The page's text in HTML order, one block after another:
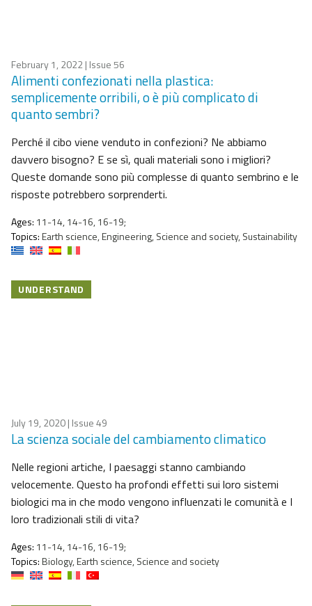
February 1, 2022| Issue 56
Alimenti confezionati nella plastica:
semplicemente orribili, o è più complicato di
quanto sembri?
Perché il cibo viene venduto in confezioni? Ne abbiamo
davvero bisogno? E se sì, quali materiali sono i migliori?
Queste domande sono più complesse di quanto sembrino e le
risposte potrebbero sorprenderti.
Ages: 11-14, 14-16, 16-19;
Topics:Earth science, Engineering, Science and society, Sustainability
UNDERSTAND
July 19, 2020| Issue 49
La scienza sociale del cambiamento climatico
Nelle regioni artiche, I paesaggi stanno cambiando
velocemente. Questo ha profondi effetti sui loro sistemi
biologici ma in che modo vengono influenzati le comunità e I
loro tradizionali stili di vita?
Ages: 11-14, 14-16, 16-19;
Topics:Biology, Earth science, Science and society